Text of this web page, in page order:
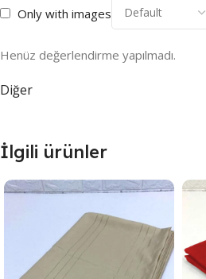
Only with images
Henüz değerlendirme yapılmadı.
Diğer
İlgili ürünler